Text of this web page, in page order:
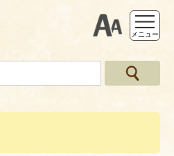
支援ツー
メニュー